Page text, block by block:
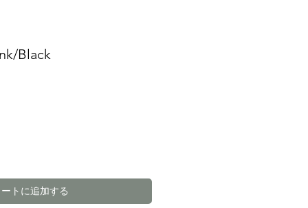
Black
ートに追加する